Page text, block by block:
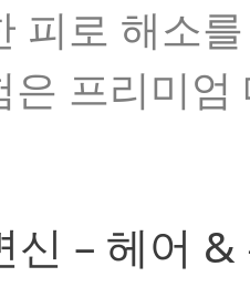
피로 해소
은 프리미
신 – 헤어